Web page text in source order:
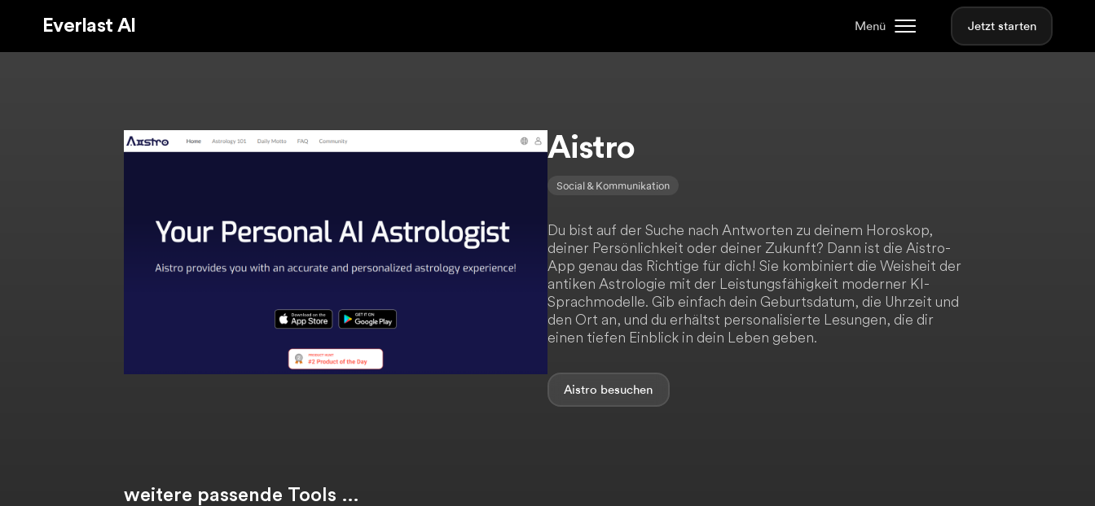
Everlast AI Menü Jetzt starten
Aistro
Social & Kommunikation
Du bist auf der Suche nach Antworten zu deinem Horoskop,
deiner Persönlichkeit oder deiner Zukunft? Dann ist die Aistro-
App genau das Richtige für dich! Sie kombiniert die Weisheit der
antiken Astrologie mit der Leistungsfähigkeit moderner KI-
Sprachmodelle. Gib einfach dein Geburtsdatum, die Uhrzeit und
den Ort an, und du erhältst personalisierte Lesungen, die dir
einen tiefen Einblick in dein Leben geben.
Aistro
weitere passende Tools …